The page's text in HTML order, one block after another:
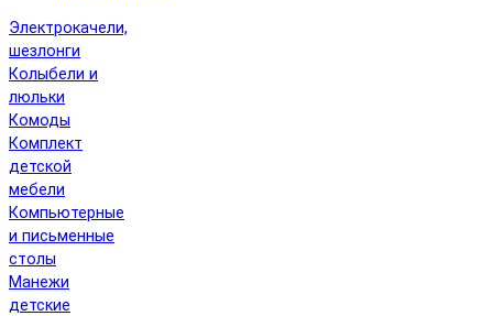
Электрокачели,
шезлонги
Колыбели и
люльки
Комоды
Комплект
детской
мебели
Компьютерные
и письменные
столы
Манежи
детские